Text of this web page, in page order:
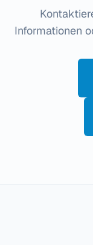
Informationen